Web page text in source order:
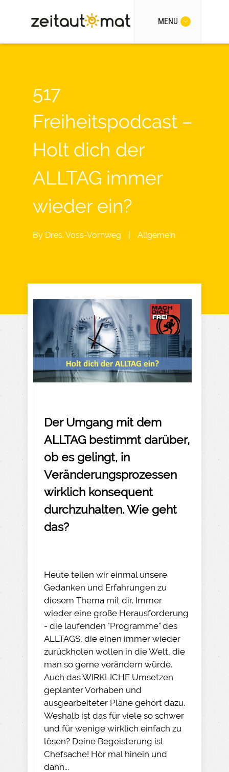
MENU
517
Freiheitspodcast –
Holt dich der
ALLTAG immer
wieder ein?
By Dres. Voss-Vornweg Allgemein
Der Umgang mit dem
ALLTAG bestimmt darüber,
ob es gelingt, in
Veränderungsprozessen
wirklich konsequent
durchzuhalten. Wie geht
das?
Heute teilen wir einmal unsere
Gedanken und Erfahrungen zu
diesem Thema mit dir. Immer
wieder eine große Herausforderung
- die laufenden "Programme" des
ALLTAGS, die einen immer wieder
zurückholen wollen in die Welt, die
man so gerne verändern würde.
Auch das WIRKLICHE Umsetzen
geplanter Vorhaben und
ausgearbeiteter Pläne gehört dazu.
Weshalb ist das für viele so schwer
und für wenige wirklich einfach zu
lösen? Deine Begeisterung ist
Chefsache! Hör mal hinein und
dann...